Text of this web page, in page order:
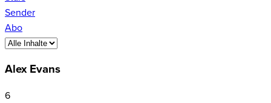
Sender
Abo
Alex Evans
6